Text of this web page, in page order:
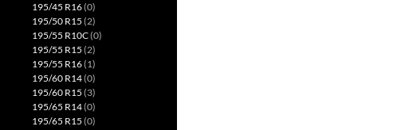
195/45 R16(0)
195/50 R15 (2)
195/55 R10C(0)
195/55 R15 (2)
195/55 R16(1)
195/60 R14(0)
195/60 R15 (3)
195/65 R14(0)
195/65 R15 (0)